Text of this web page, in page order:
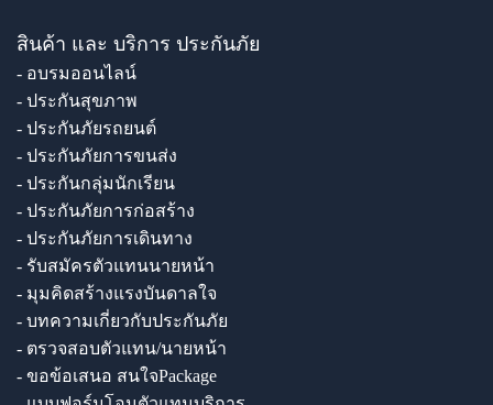
สินค้า และ บริการ ประกันภัย
- อบรมออนไลน์
- ประกันสุขภาพ
- ประกันภัยรถยนต์
- ประกันภัยการขนส่ง
- ประกันกลุ่มนักเรียน
- ประกันภัยการก่อสร้าง
- ประกันภัยการเดินทาง
- รับสมัครตัวแทนนายหน้า
- มุมคิดสร้างแรงบันดาลใจ
- บทความเกี่ยวกับประกันภัย
- ตรวจสอบตัวแทน/นายหน้า
- ขอข้อเสนอ สนใจPackage